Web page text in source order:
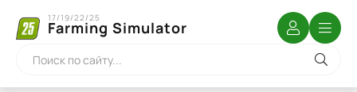
Farming Simulator
17/19/22/25